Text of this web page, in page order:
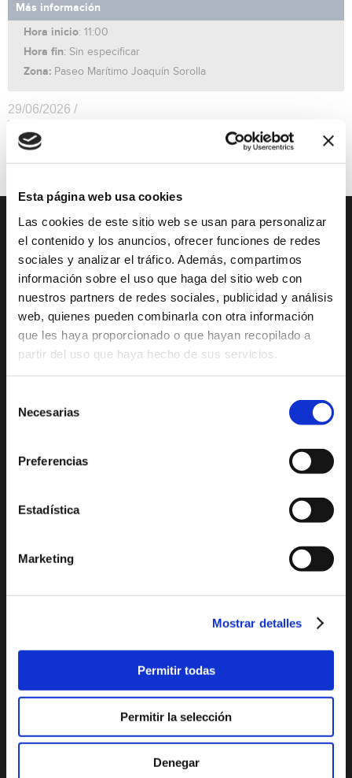
Esta página web usa cookies
Las cookies de este sitio web se usan para personalizar
el contenido y los anuncios, ofrecer funciones de redes
sociales y analizar el tráfico. Además, compartimos
información sobre el uso que haga del sitio web con
nuestros partners de redes sociales, publicidad y análisis
web, quienes pueden combinarla con otra información
que les haya proporcionado o que hayan recopilado a
partir del uso que haya hecho de sus servicios.
Necesarias
Preferencias
Estadística
Marketing
Mostrar detalles
Permitir todas
Permitir la selección
Denegar
Más información
Hora inicio: 11:00
Hora fin: Sin especificar
Zona: Paseo Marítimo Joaquín Sorolla
29/06/2026 /
Vexations – Eric Satie.
DESCUBRE XÀBIA
Mirador Virtual
Cultura y Patrimonio
Paseo por Xàbia
Histórica
El Port de Xàbia,
Playa del Arenal
Espacios Protegidos
QUÉ HACER
Eventos todo el año
Camino del Alba
Actividades
deportivas
Ruta del Arte
El Arenal
Situación geográfica
Cómo llegar
Dónde comer